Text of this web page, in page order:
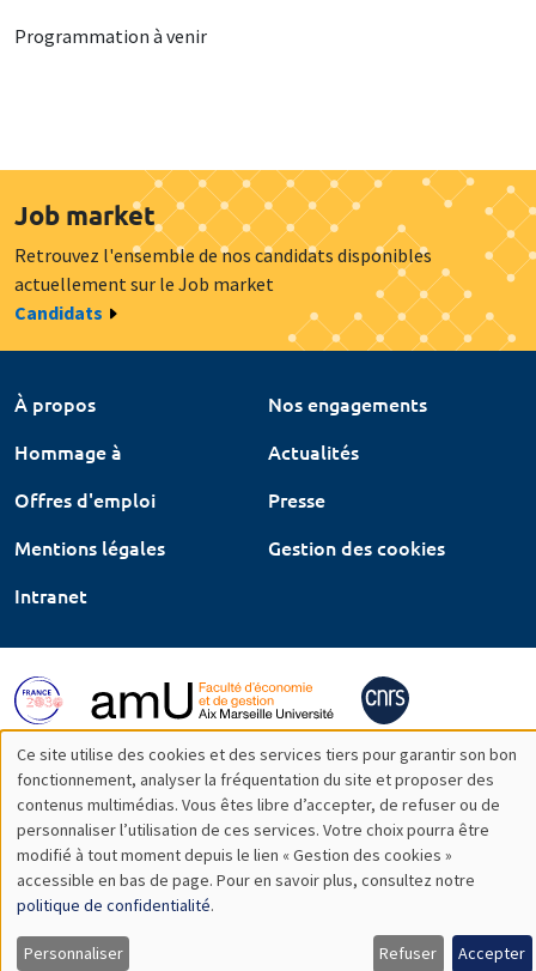
Programmation à venir
Job market
Retrouvez l'ensemble de nos candidats disponibles
actuellement sur le Job market
Candidats
À propos
Nos engagements
Hommage à
Actualités
Offres d'emploi
Presse
Mentions légales
Gestion des cookies
Intranet
Utilisation
des
données
personnelles
et
Ce site utilise des cookies et des services tiers pour garantir son bon
fonctionnement, analyser la fréquentation du site et proposer des
contenus multimédias. Vous êtes libre d’accepter, de refuser ou de
personnaliser l’utilisation de ces services. Votre choix pourra être
modifié à tout moment depuis le lien « Gestion des cookies »
accessible en bas de page. Pour en savoir plus, consultez notre
politique de confidentialité.
Personnaliser Refuser Accepter